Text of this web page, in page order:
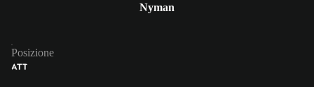
Nyman
Posizione
ATT